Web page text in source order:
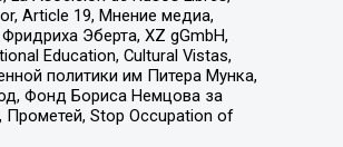
Article 19, Мнение медиа,
Эберта, XZ gGmbH,
Education, Cultural Vistas,
политики им Питера Мунка,
Фонд Бориса Немцова за
Прометей, Stop Occupation of